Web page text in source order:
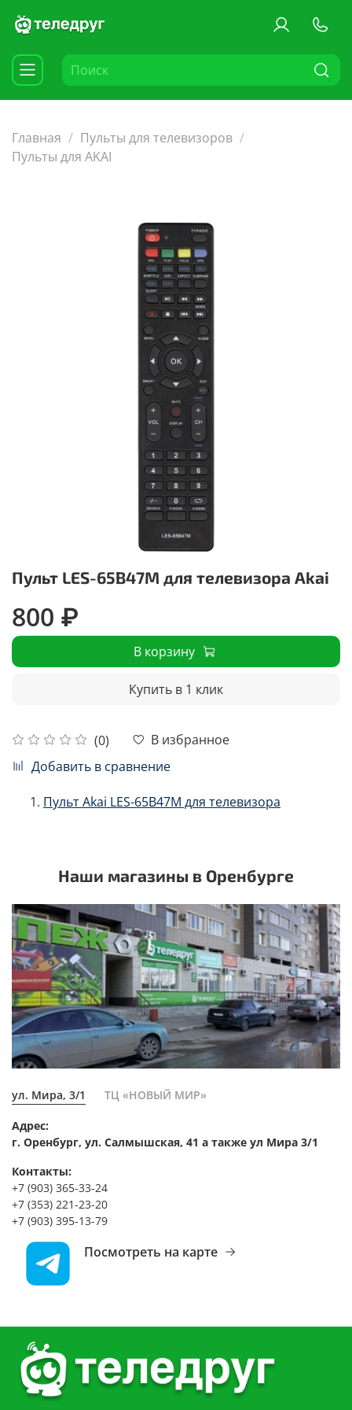
Главная
Пульты для телевизоров
Пульты для AKAI
Пульт LES-65B47M для телевизора Akai
(0)
В избранное
Добавить в сравнение
800 ₽
В корзину
Купить в 1 клик
Пульт Akai LES-65B47M для телевизора
Наши магазины в Оренбурге
ул. Мира, 3/1 ТЦ «НОВЫЙ МИР»
Адрес:
г. Оренбург, ул. Салмышская, 41 а также ул Мира 3/1
Контакты:
+7 (903) 365-33-24
+7 (353) 221-23-20
+7 (903) 395-13-79
Посмотреть на карте